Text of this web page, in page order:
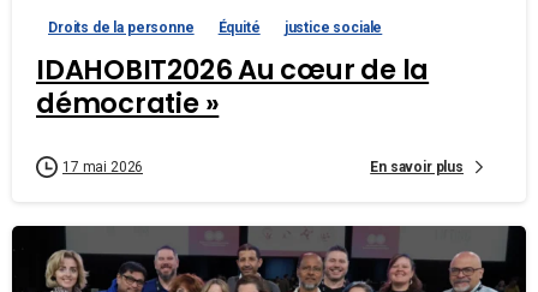
Droits de la personne Équité justice sociale
IDAHOBIT2026 Au cœur de la
démocratie »
17 mai 2026 En savoir plus